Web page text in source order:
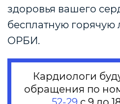
здоровья вашего
бесплатную
ОРБИ.
Кардиологи
обращения по